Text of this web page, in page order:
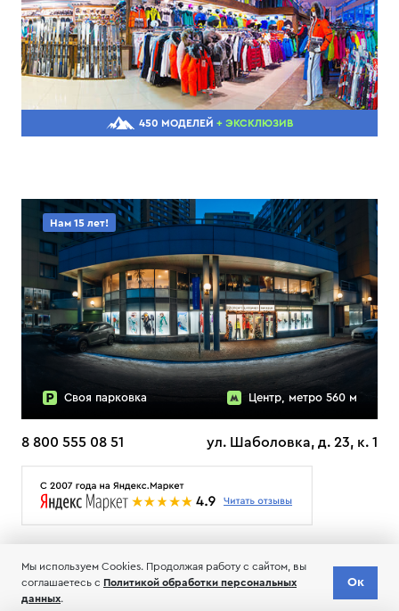
Доставка
Добавить в корзину
450 МОДЕЛЕЙ + ЭКСКЛЮЗИВ
Нам 15 лет!
Своя парковка Центр, метро 560 м
8 800 555 08 51 ул. Шаболовка, д. 23, к. 1
© 2006-2026 Пределанет
Мы используем Cookies. Продолжая работу с сайтом, вы
соглашаетесь с Политикой обработки персональных
данных.
Ок